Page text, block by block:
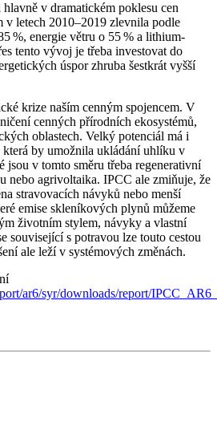
v dramatickém poklesu cen
v letech 2010–⁠2019 zlevnila podle
%, energie větru o 55 % a lithium-
tento vývoj je třeba investovat do
úspor zhruba šestkrát vyšší
krize naším cenným spojencem. V
cenných přírodních ekosystémů,
oblastech. Velký potenciál má i
která by umožnila ukládání uhlíku v
jsou v tomto směru třeba regenerativní
nebo agrivoltaika. IPCC ale zmiňuje, že
stravovacích návyků nebo menší
emise skleníkových plynů můžeme
životním stylem, návyky a vlastní
související s potravou lze touto cestou
ale leží v systémových změnách.
ar6/syr/downloads/report/